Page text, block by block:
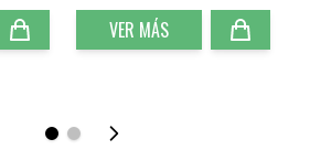
VER MÁS